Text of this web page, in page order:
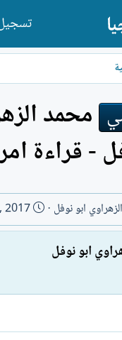
محمد
- قراءة
ابو نوفل
ت
ا
ا
ب
2017
ابو نوفل